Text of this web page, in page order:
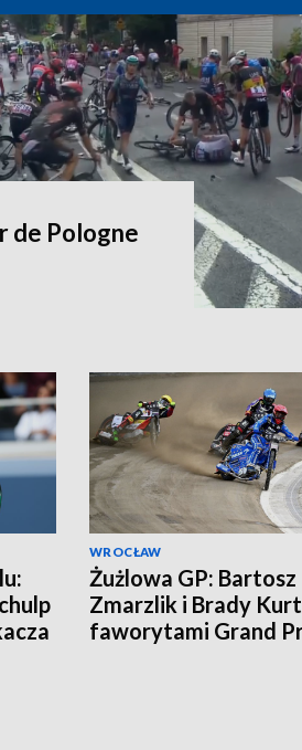
de Pologne
WROCŁAW
Żużlowa GP: Bartosz
Zmarzlik i Brady
faworytami Grand